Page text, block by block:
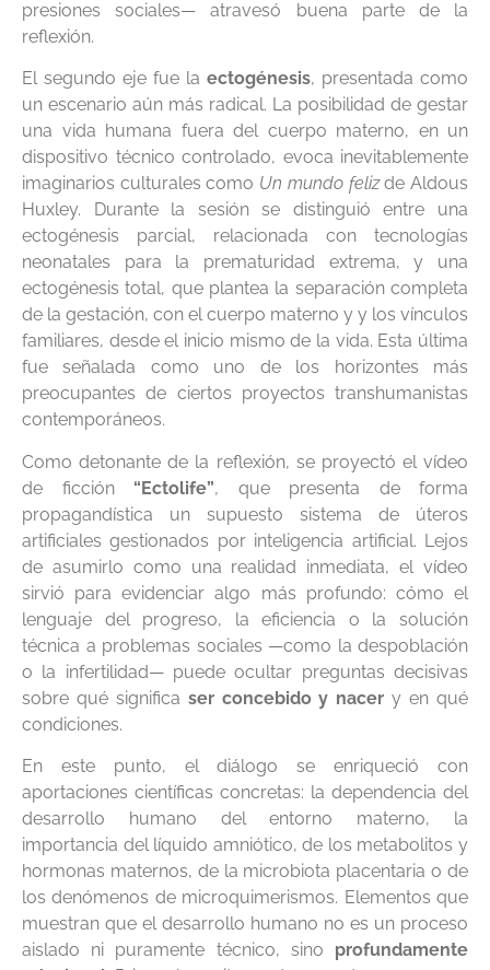
presiones sociales— atravesó buena parte de la
reflexión.
El segundo eje fue la ectogénesis, presentada como
un escenario aún más radical. La posibilidad de gestar
una vida humana fuera del cuerpo materno, en un
dispositivo técnico controlado, evoca inevitablemente
imaginarios culturales como Un mundo felizde Aldous
Huxley. Durante la sesión se distinguió entre una
ectogénesis parcial, relacionada con tecnologías
neonatales para la prematuridad extrema, y una
ectogénesis total, que plantea la separación completa
de la gestación, con el cuerpo materno y y los vínculos
familiares, desde el inicio mismo de la vida. Esta última
fue señalada como uno de los horizontes más
preocupantes de ciertos proyectos transhumanistas
contemporáneos.
Como detonante de la reflexión, se proyectó el vídeo
de ficción “Ectolife”, que presenta de forma
propagandística un supuesto sistema de úteros
artificiales gestionados por inteligencia artificial. Lejos
de asumirlo como una realidad inmediata, el vídeo
sirvió para evidenciar algo más profundo: cómo el
lenguaje del progreso, la eficiencia o la solución
técnica a problemas sociales —como la despoblación
o la infertilidad— puede ocultar preguntas decisivas
sobre qué significa ser concebido y nacer y en qué
condiciones.
En este punto, el diálogo se enriqueció con
aportaciones científicas concretas: la dependencia del
desarrollo humano del entorno materno, la
importancia del líquido amniótico, de los metabolitos y
hormonas maternos, de la microbiota placentaria o de
los denómenos de microquimerismos. Elementos que
muestran que el desarrollo humano no es un proceso
aislado ni puramente técnico, sino profundamente